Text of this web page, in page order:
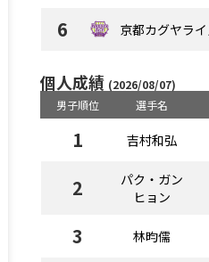
6 京都カグヤラ
個人成績 (2026/08/07)
男子順位 選手名
1 吉村和弘
2
パク・ガン
ヒョン
3 林昀儒